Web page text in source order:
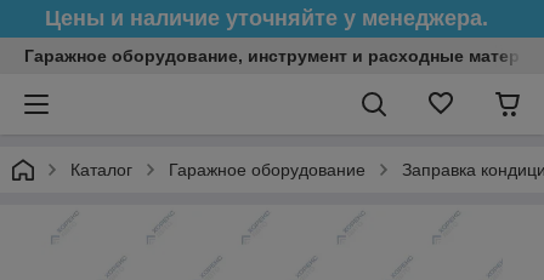
Цены и наличие уточняйте у менеджера.
Гаражное оборудование, инструмент и расходные
Каталог Гаражное оборудование Заправка